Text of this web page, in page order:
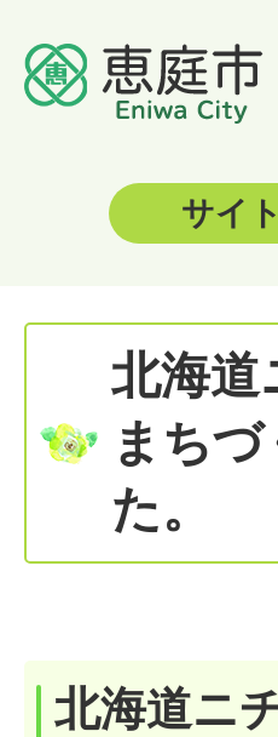
サイ
北海道
まち
た。
北海道ニ